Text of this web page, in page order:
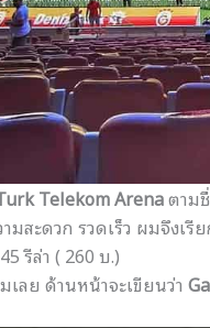
Telekom Arenaตาม
สะดวก รวดเร็ว ผมจึงเรี
รีล่า ( 260 บ.)
ลย ด้านหน้าจะเขียนว่า